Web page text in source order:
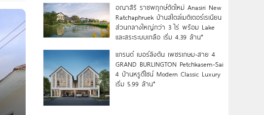
อณาสิริ ราชพฤกษ์ตัดใหม่ Anasiri New
Ratchaphruek บ้านสไตล์เมดิเตอร์เรเนียน
ส่วนกลางใหญ่กว่า 3 ไร่ พร้อม Lake
และสระระบบเกลือ เริ่ม 4.39 ล้าน*
แกรนด์ เบอร์ลิงตัน เพชรเกษม-สาย 4
GRAND BURLINGTON Petchkasem-Sai
4 บ้านหรูดีไซน์ Modern Classic Luxury
เริ่ม 5.99 ล้าน*